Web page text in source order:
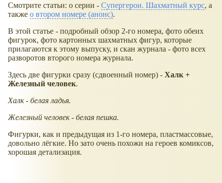
Смотрите статьи: о серии - Супергерои. Шахматный курс, а
также о втором номере (анонс).
В этой статье - подробный обзор 2-го номера, фото обеих
фигурок, фото картонных шахматных фигур, которые
прилагаются к этому выпуску, и скан журнала - фото всех
разворотов второго номера журнала.
Здесь две фигурки сразу (сдвоенный номер) - Халк +
Железный человек.
Халк - белая ладья.
Железный человек - белая пешка.
Фигурки, как и предыдущая из 1-го номера, пластмассовые,
довольно лёгкие. Но зато очень похожи на героев комиксов,
хорошая детализация.